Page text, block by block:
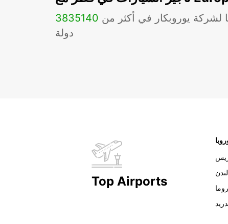
3835 لشركة يوروبكار في أكثر من 140
دولة
Top Airports
لندن
روما